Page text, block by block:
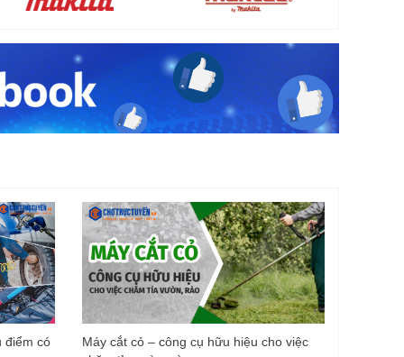
điểm có
Máy cắt cỏ – công cụ hữu hiệu cho việc